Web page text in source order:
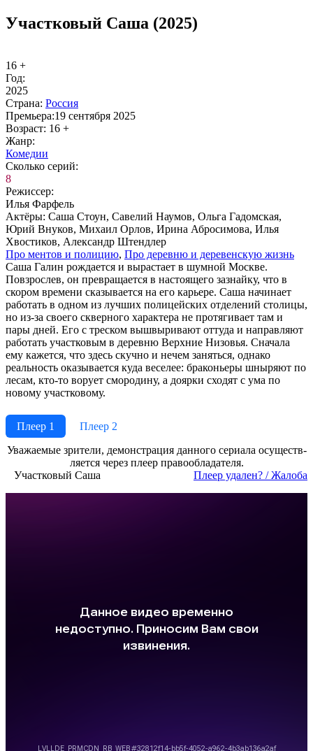
Участковый Саша (2025)
16 +
Год:
2025
Стра­на: Рос­сия
Пре­мье­ра:19 сентября 2025
Воз­раст: 16 +
Жанр:
Ко­ме­дии
Сколь­ко се­рий:
8
Ре­жис­сер:
Илья Фарфель
Ак­тё­ры: Саша Стоун, Савелий Наумов, Ольга Гадомская,
Юрий Внуков, Михаил Орлов, Ирина Абросимова, Илья
Хвостиков, Александр Штендлер
Про мен­тов и по­ли­цию, Про де­рев­ню и де­ре­вен­скую жизнь
Саша Галин рождается и вырастает в шумной Москве.
Повзрослев, он превращается в настоящего зазнайку, что в
скором времени сказывается на его карьере. Саша начинает
работать в одном из лучших полицейских отделений столицы,
но из-за своего скверного характера не протягивает там и
пары дней. Его с треском вышвыривают оттуда и направляют
работать участковым в деревню Верхние Низовья. Сначала
ему кажется, что здесь скучно и нечем заняться, однако
реальность оказывается куда веселее: браконьеры шныряют по
лесам, кто-то ворует смородину, а доярки сходят с ума по
новому участковому.
Плеер 1
Плеер 2
Ува­жае­мые зри­те­ли, де­мон­ст­ра­ция дан­но­го се­риа­ла осу­ще­ст­в­
ля­ет­ся че­рез пле­ер пра­во­об­ла­да­те­ля.
Участковый Саша
Пле­ер уда­лен? / Жа­ло­ба